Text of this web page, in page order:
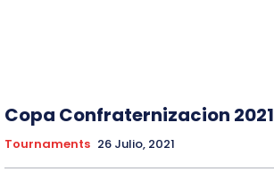
Copa Confraternizacion 2021
Tournaments 26 Julio, 2021